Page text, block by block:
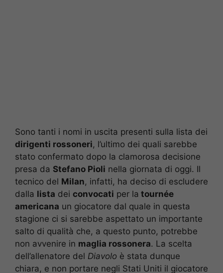
Sono tanti i nomi in uscita presenti sulla lista dei
dirigenti rossoneri, l’ultimo dei quali sarebbe
stato confermato dopo la clamorosa decisione
presa da Stefano Pioli nella giornata di oggi. Il
tecnico del Milan, infatti, ha deciso di escludere
dalla lista dei convocati per la tournée
americana un giocatore dal quale in questa
stagione ci si sarebbe aspettato un importante
salto di qualità che, a questo punto, potrebbe
non avvenire in maglia rossonera. La scelta
dell’allenatore del Diavolo è stata dunque
chiara, e non portare negli Stati Uniti il giocatore